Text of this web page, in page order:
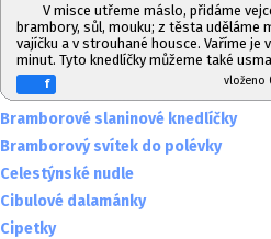
V misce utřeme máslo, přidáme
brambory, sůl, mouku; z těsta uděláme
vajíčku a v strouhané housce. Vaříme je
minut. Tyto knedlíčky můžeme také
f vloženo
Bramborové slaninové knedlíčky
Bramborový svítek do polévky
Celestýnské nudle
Cibulové dalamánky
Cipetky